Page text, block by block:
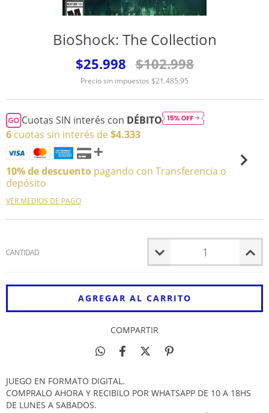
BioShock: The Collection
$25.998 $102.998
Precio sin impuestos $21.485,95
Cuotas SIN interés con DÉBITO
6 cuotas sin interés de $4.333
10% de descuento pagando con Transferencia o
depósito
VER MEDIOS DE PAGO
CANTIDAD
COMPARTIR
JUEGO EN FORMATO DIGITAL.
COMPRALO AHORA Y RECIBILO POR WHATSAPP DE 10 A 18HS
DE LUNES A SABADOS.